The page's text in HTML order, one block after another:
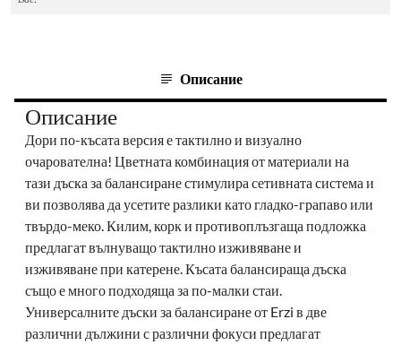
Описание
Описание
Дори по-късата версия е тактилно и визуално
очарователна! Цветната комбинация от материали на
тази дъска за балансиране стимулира сетивната система и
ви позволява да усетите разлики като гладко-грапаво или
твърдо-меко.Килим, корк и противоплъзгаща подложка
предлагат вълнуващо тактилно изживяване и
изживяване при катерене.Късата балансираща дъска
също е много подходяща за по-малки стаи.
Универсалните дъски за балансиране от Erzi в две
различни дължини с различни фокуси предлагат